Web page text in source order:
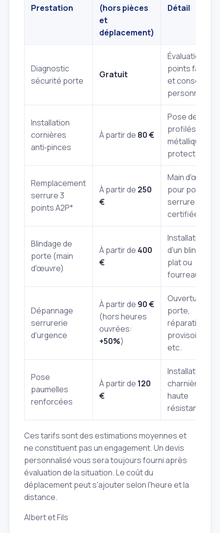
Prestation
(hors pièces
et
déplacement)
Détail
Diagnostic
sécurité porte
Gratuit
Évaluation des
points faibles
et conseils
Installation
cornières
anti‑pinces
À partir de 80 €
Pose de
profilés
métalliques
protecteurs.
Remplacement
serrure 3
points A2P*
À partir de 250
€
Main d'œuvre
pour pose de
serrure
certifiée.
Blindage de
porte (main
d'œuvre)
À partir de 400
€
Installation
d'un blindage à
plat ou
fourreau.
Dépannage
serrurerie
d'urgence
À partir de 90 €
(hors heures
ouvrées:
+50%)
Ouverture de
porte,
réparation
provisoire,
etc.
Pose
paumelles
renforcées
À partir de 120
€
Installation de
charnières
haute
résistance.
Ces tarifs sont des estimations moyennes et
ne constituent pas un engagement. Un devis
personnalisé vous sera toujours fourni après
évaluation de la situation. Le coût du
déplacement peut s'ajouter selon l'heure et la
distance.
Albert et Fils